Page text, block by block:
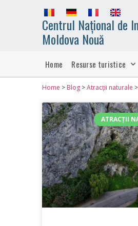
Centrul Național de
Moldova Nouă
Home Resurse turistice
Home > Blog >Atracții naturale >
ATRACȚII